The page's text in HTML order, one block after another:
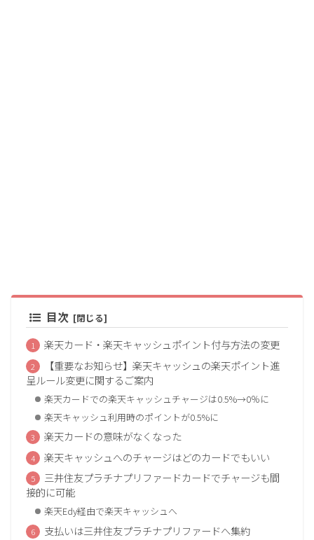
目次
楽天カード・楽天キャッシュポイント付与方法の変更
【重要なお知らせ】楽天キャッシュの楽天ポイント進
呈ルール変更に関するご案内
楽天カードでの楽天キャッシュチャージは0.5%→0％に
楽天キャッシュ利用時のポイントが0.5%に
楽天カードの意味がなくなった
楽天キャッシュへのチャージはどのカードでもいい
三井住友プラチナプリファードカードでチャージも間
接的に可能
楽天Edy経由で楽天キャッシュへ
支払いは三井住友プラチナプリファードへ集約